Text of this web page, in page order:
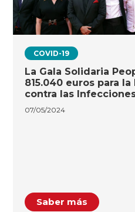
COVID-19
La Gala Solidaria
815.040 euros para
contra las
07/05/2024
Saber más